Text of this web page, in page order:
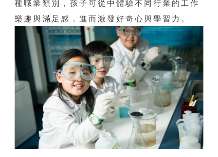
種職業類別，孩子可從中體驗不同行業的工作
樂趣與滿足感，進而激發好奇心與學習力。